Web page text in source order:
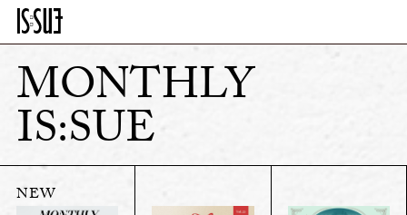
MONTHLY
IS:SUE